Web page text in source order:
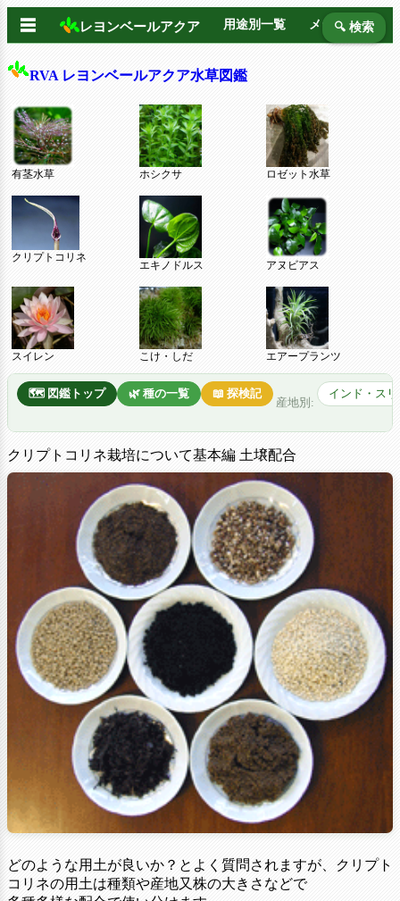
☰ レヨンベールアクア 用途別一覧 メーカー別
🔍 検索
RVA レヨンベールアクア水草図鑑
有茎水草 ホシクサ ロゼット水草
クリプトコリネ
エキノドルス アヌビアス
スイレン こけ・しだ エアープランツ
🗺️ 図鑑トップ 🌿 種の一覧 📖 探検記
産地別:
インド・ス
クリプトコリネ栽培について基本編 土壌配合
どのような用土が良いか？とよく質問されますが、クリプト
コリネの用土は種類や産地又株の大きさなどで